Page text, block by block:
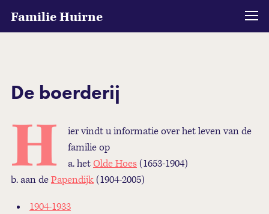
Familie Huirne
De boerderij
H
ier vindt u informatie over het leven van de
familie op
a. hetOlde Hoes (1653-1904)
b. aan dePapendijk (1904-2005)
1904-1933